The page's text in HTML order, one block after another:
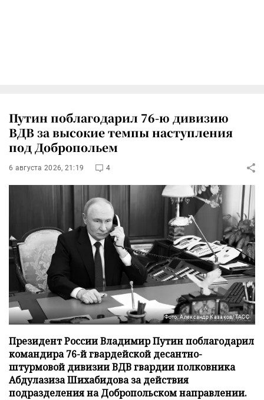
Путин поблагодарил 76-ю дивизию
ВДВ за высокие темпы наступления
под Добропольем
6 августа 2026, 21:19 4
Фото: Александр Казаков/ТАСС
Президент России Владимир Путин поблагодарил
командира 76-й гвардейской десантно-
штурмовой дивизии ВДВ гвардии полковника
Абдулазиза Шихабидова за действия
подразделения на Добропольском направлении.